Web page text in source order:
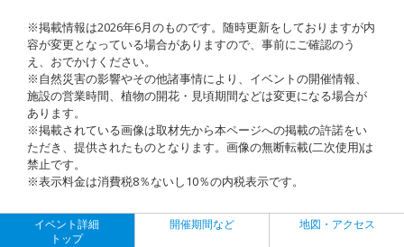
※掲載情報は2026年6月のものです。随時更新をしておりますが内
容が変更となっている場合がありますので、事前にご確認のう
え、おでかけください。
※自然災害の影響やその他諸事情により、イベントの開催情報、
施設の営業時間、植物の開花・見頃期間などは変更になる場合が
あります。
※掲載されている画像は取材先から本ページへの掲載の許諾をい
ただき、提供されたものとなります。画像の無断転載(二次使用)は
禁止です。
※表示料金は消費税8％ないし10％の内税表示です。
イベント詳細
トップ
開催期間など 地図・アクセス